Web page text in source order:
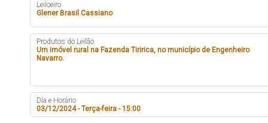
Leiloeiro
Glener Brasil Cassiano
Produtos do Leilão
Um imóvel rural na Fazenda Tiririca, no município de Engenheiro
Navarro.
Dia e Horário
03/12/2024 - Terça-feira - 15:00